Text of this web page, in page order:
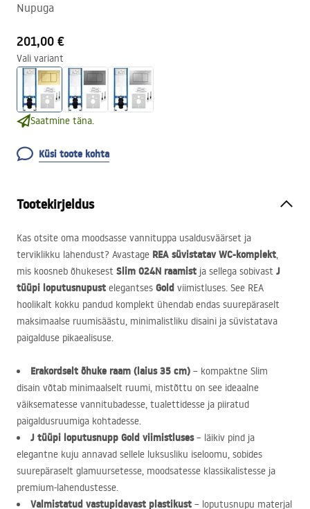
Nupuga
201,00 €
Vali variant
Saatmine täna.
Küsi toote kohta
Tootekirjeldus
Kas otsite oma moodsasse vannituppa usaldusväärset ja
terviklikku lahendust? Avastage REA süvistatav WC-komplekt,
mis koosneb õhukesest Slim 024N raamist ja sellega sobivast J
tüüpi loputusnupust elegantses Gold viimistluses. See REA
hoolikalt kokku pandud komplekt ühendab endas suurepäraselt
maksimaalse ruumisäästu, minimalistliku disaini ja süvistatava
paigalduse pikaealisuse.
Erakordselt õhuke raam (laius 35 cm) – kompaktne Slim
disain võtab minimaalselt ruumi, mistõttu on see ideaalne
väiksematesse vannitubadesse, tualettidesse ja piiratud
paigaldusruumiga kohtadesse.
J tüüpi loputusnupp Gold viimistluses– läikiv pind ja
elegantne kuju annavad sellele luksusliku iseloomu, sobides
suurepäraselt glamuursetesse, moodsatesse klassikalistesse ja
premium-lahendustesse.
Valmistatud vastupidavast plastikust – loputusnupu materjal